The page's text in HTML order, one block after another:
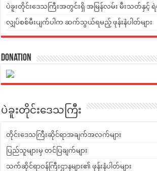
ပဲခူးတိုင်းဒေသကြီးအတွင်းရှိ အမြန်လမ်း မီးသတ်နှင့် ရဲစခ
လျှပ်စစ်မီးပျက်ပါက ဆက်သွယ်ရမည့် ဖုန်းနံပါတ်များ
Donation
ပဲခူးတိုင်းဒေသကြီး
တိုင်းဒေသကြီးဆိုင်ရာအချက်အလက်များ
ပြည်သူများမှ တင်ပြချက်များ
သက်ဆိုင်ရာဝန်ကြီးဌာနများ၏ ဖုန်းနံပါတ်များ